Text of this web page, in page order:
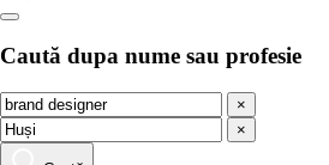
Caută dupa nume sau profesie
×
×